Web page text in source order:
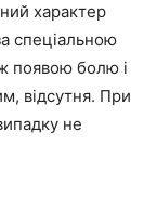
характер
спеціальною
появою болю і
відсутня. При
не